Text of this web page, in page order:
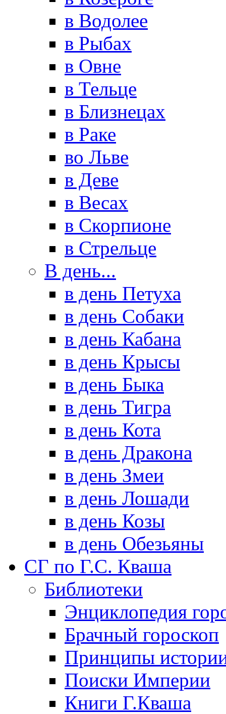
в Водолее
в Рыбах
в Овне
в Тельце
в Близнецах
в Раке
во Льве
в Деве
в Весах
в Скорпионе
в Стрельце
В день...
в день Петуха
в день Собаки
в день Кабана
в день Крысы
в день Быка
в день Тигра
в день Кота
в день Дракона
в день Змеи
в день Лошади
в день Козы
в день Обезьяны
СГ по Г.С. Кваша
Библиотеки
Энциклопедия
Брачный гороскоп
Принципы
Поиски Империи
Книги Г.Кваша